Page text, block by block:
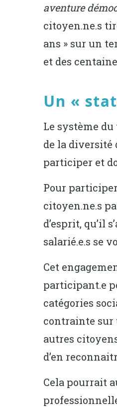
aventure
citoyen.ne.s
ans » sur un
et des
Un «
Le système
de la diversité
participer et
Pour
citoyen.ne.s
d’esprit, qu’il
salarié.e.s se
Cet
participant.e
catégories
contrainte sur
autres
d’en
Cela pourrait